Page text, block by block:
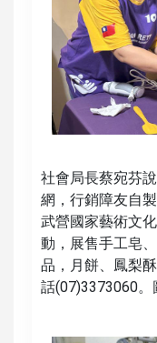
社會局長蔡宛芬
網，行銷障友自
武營國家藝術文
動，展售手工皂
品，月餅、鳳梨
話(07)3373060